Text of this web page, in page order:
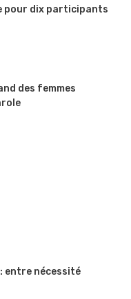
pour dix participants
des femmes
entre nécessité